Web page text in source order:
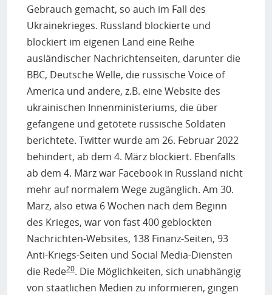
Gebrauch gemacht, so auch im Fall des
Ukrainekrieges. Russland blockierte und
blockiert im eigenen Land eine Reihe
ausländischer Nachrichtenseiten, darunter die
BBC, Deutsche Welle, die russische Voice of
America und andere, z.B. eine Website des
ukrainischen Innenministeriums, die über
gefangene und getötete russische Soldaten
berichtete. Twitter wurde am 26. Februar 2022
behindert, ab dem 4. März blockiert. Ebenfalls
ab dem 4. März war Facebook in Russland nicht
mehr auf normalem Wege zugänglich. Am 30.
März, also etwa 6 Wochen nach dem Beginn
des Krieges, war von fast 400 geblockten
Nachrichten-Websites, 138 Finanz-Seiten, 93
Anti-Kriegs-Seiten und Social Media-Diensten
die Rede20. Die Möglichkeiten, sich unabhängig
von staatlichen Medien zu informieren, gingen